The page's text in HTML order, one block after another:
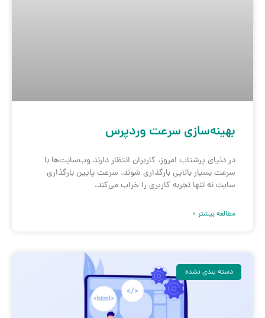
بهینه‌سازی سرعت وردپرس
در دنیای پرشتاب امروز، کاربران انتظار دارند وب‌سایت‌ها با
سرعت بسیار بالایی بارگذاری شوند. سرعت پایین بارگذاری
سایت نه تنها تجربه کاربری را خراب می‌کند،
مطالعه بیشتر »
دسته بندی نشده